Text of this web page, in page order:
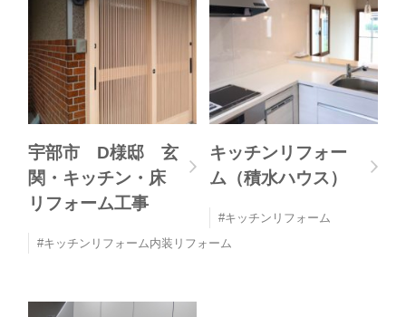
宇部市 D様邸 玄
関・キッチン・床
リフォーム工事
キッチンリフォーム内装リフォーム
キッチンリフォー
ム（積水ハウス）
キッチンリフォーム